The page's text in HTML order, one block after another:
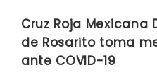
Cruz Roja Mexicana
de Rosarito toma
ante COVID-19